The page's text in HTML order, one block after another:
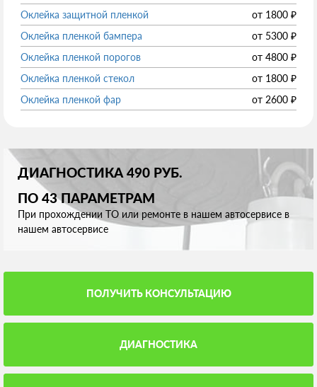
Оклейка защитной пленкой
от 1800 ₽
Оклейка пленкой бампера
от 5300 ₽
Оклейка пленкой порогов
от 4800 ₽
Оклейка пленкой стекол
от 1800 ₽
Оклейка пленкой фар
от 2600 ₽
ДИАГНОСТИКА 490 РУБ.
ПО 43 ПАРАМЕТРАМ
При прохождении ТО или ремонте в нашем автосервисе в
нашем автосервисе
ПОЛУЧИТЬ КОНСУЛЬТАЦИЮ
ДИАГНОСТИКА